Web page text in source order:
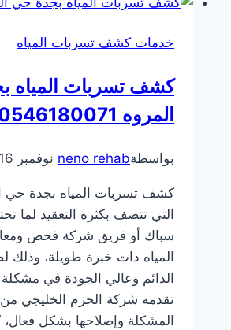
خدمات كشف تسربات المياه
كشف تسربات المياه
المروه 0546180071
بواسطةneno rehab نوفمبر 16, 2024
كشف تسربات المياه بجدة حي
التي تتصف بكثرة التعقيد لما
سباك أو فريق شركة فحص
المياه ذات خبرة طويلة، وذلك
الدائم وعالي الجودة في
تقدمه شركة الحزم الخليجي
المشكلة وإصلاحها بشكل